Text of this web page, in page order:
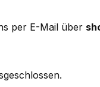
per E-Mail über